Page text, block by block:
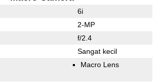
6i
2-MP
f/2.4
Sangat kecil
Macro Lens